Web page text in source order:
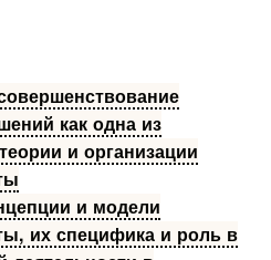
как одна из
и организации
и модели
их специфика и роль в